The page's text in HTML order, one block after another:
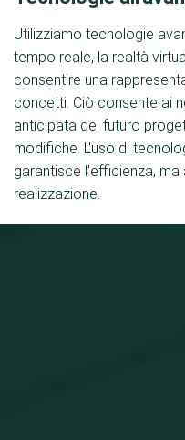
Utilizziamo tecnologie
tempo reale, la realtà
consentire una
concetti. Ciò consente ai
anticipata del futuro
modifiche. L'uso di
garantisce l'efficienza,
realizzazione.